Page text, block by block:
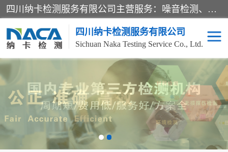
四川纳卡检测服务有限公司主营服务：噪音检测、灯光检测、防护网检测、磁性检测、无损检测、燃烧等级检测；本着严谨、规范的态度严格执行国家现行标准、规范及规程，奉行“科学公正、准确、持续改进、诚信服务”的企业价值和“科学、信誉、服务”的企业宗旨，竭诚为广大客户服务。
四川纳卡检测服务有限公司
Sichuan Naka Testing Service Co., Ltd.
噪音检测 灯光检测
防护网检测 磁性检测
无损检测 燃烧等级检测